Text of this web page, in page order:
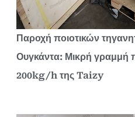
Παροχή ποιοτικών
Ουγκάντα: Μικρή γραμμή
200kg/h της Taizy